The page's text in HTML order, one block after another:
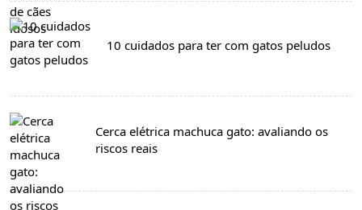
10 cuidados para ter com gatos peludos
Cerca elétrica machuca gato: avaliando os
riscos reais